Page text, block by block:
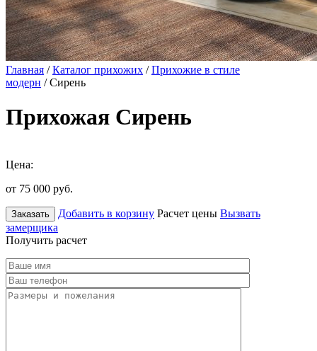
Главная /Каталог прихожих /Прихожие в стиле
модерн / Сирень
Прихожая Сирень
Цена:
от 75 000 руб.
Заказать Добавить в корзину Расчет цены Вызвать
замерщика
Получить расчет